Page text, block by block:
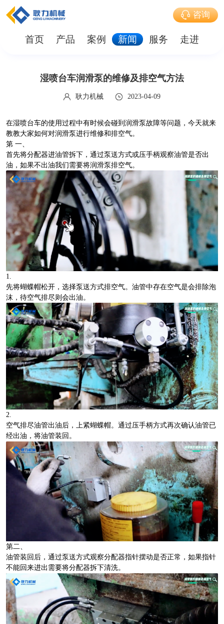
咨询
首页 产品 案例 新闻 服务 走进
湿喷台车润滑泵的维修及排空气方法
耿力机械 2023-04-09
在湿喷台车的使用过程中有时候会碰到润滑泵故障等问题，今天就来
教教大家如何对润滑泵进行维修和排空气。
第 一、
首先将分配器进油管拆下，通过泵送方式或压手柄观察油管是否出
油，如果不出油我们需要将润滑泵排空气。
1.
先将蝴蝶帽松开，选择泵送方式排空气。油管中存在空气是会排除泡
沫，待空气排尽则会出油。
2.
空气排尽油管出油后，上紧蝴蝶帽。通过压手柄方式再次确认油管已
经出油，将油管装回。
第二、
油管装回后，通过泵送方式观察分配器指针摆动是否正常，如果指针
不能回来进出需要将分配器拆下清洗。